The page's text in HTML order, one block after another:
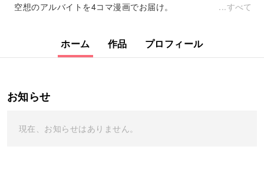
空想のアルバイトを4コマ漫画でお届け。 すべて
ホーム 作品 プロフィール
お知らせ
現在、お知らせはありません。